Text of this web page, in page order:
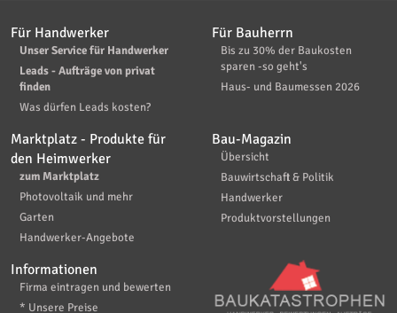
Für Handwerker
Unser Service für Handwerker
Leads - Aufträge von privat
finden
Was dürfen Leads kosten?
Für Bauherrn
Bis zu 30% der Baukosten
sparen -so geht's
Haus- und Baumessen 2026
Marktplatz - Produkte für
den Heimwerker
zum Marktplatz
Photovoltaik und mehr
Garten
Handwerker-Angebote
Bau-Magazin
Übersicht
Bauwirtschaft & Politik
Handwerker
Produktvorstellungen
Informationen
Firma eintragen und bewerten
* Unsere Preise